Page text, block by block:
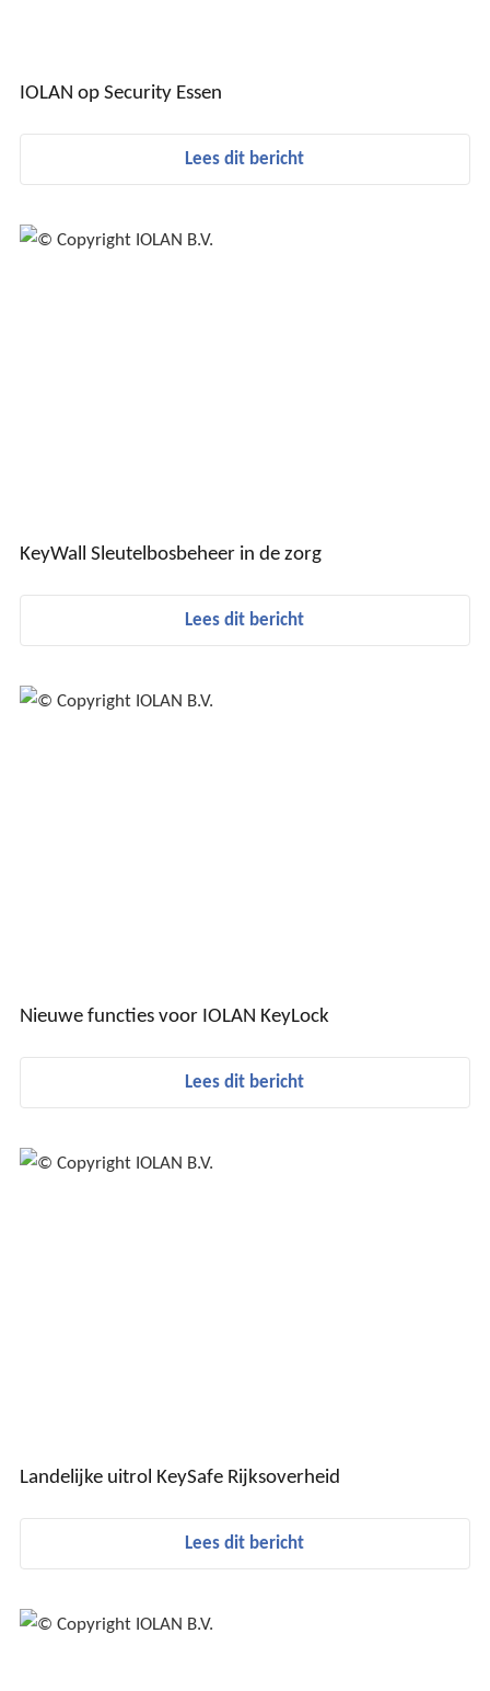
IOLAN op Security Essen
Lees dit bericht
KeyWall Sleutelbosbeheer in de zorg
Lees dit bericht
Nieuwe functies voor IOLAN KeyLock
Lees dit bericht
Landelijke uitrol KeySafe Rijksoverheid
Lees dit bericht